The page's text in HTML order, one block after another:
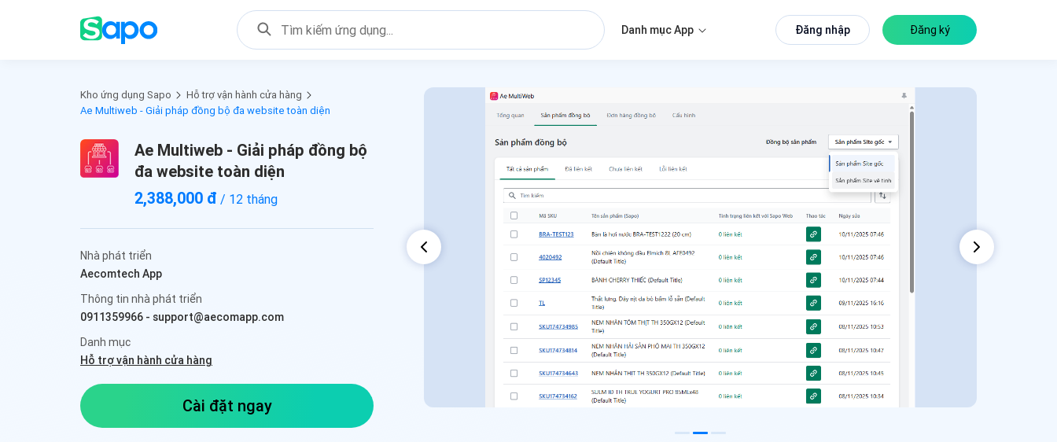
Danh mục App Đăng nhập Đăng ký
Kho ứng dụng Sapo
Hỗ trợ vận hành cửa hàng
Ae Multiweb - Giải pháp đồng bộ đa website toàn diện
Ae Multiweb - Giải pháp đồng bộ
đa website toàn diện
2,388,000 đ / 12 tháng
Nhà phát triển
Aecomtech App
Thông tin nhà phát triển
0911359966 - support@aecomapp.com
Danh mục
Hỗ trợ vận hành cửa hàng
Cài đặt ngay